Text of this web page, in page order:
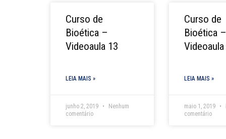
Curso de
Bioética –
Videoaula 13
LEIA MAIS »
junho 2, 2019
Nenhum
comentário
Curso de
Bioética –
LEIA MAIS »
maio 1, 2019
comentário